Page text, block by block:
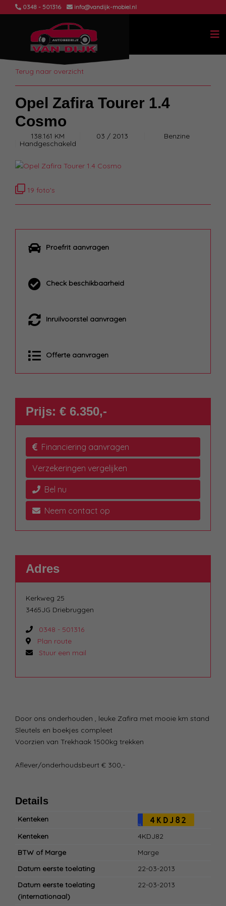
0348 - 501316 info@vandijk-mobiel.nl
Terug naar overzicht
Opel Zafira Tourer 1.4
Cosmo
138.161 KM 03 / 2013
Benzine
Handgeschakeld
19 foto's
Proefrit aanvragen
Check beschikbaarheid
Inruilvoorstel aanvragen
Offerte aanvragen
Door ons onderhouden , leuke Zafira met mooie km stand
Sleutels en boekjes compleet
Voorzien van Trekhaak 1500kg trekken
Aflever/onderhoudsbeurt € 300,-
Details
Kenteken
NL 4KDJ82
Kenteken
4KDJ82
BTW of Marge
Marge
Datum eerste toelating
22-03-2013
Datum eerste toelating
(internationaal)
22-03-2013
Prijs: € 6.350,-
Financiering aanvragen
Verzekeringen vergelijken
Bel nu
Neem contact op
Adres
Kerkweg 25
3465JG Driebruggen
0348 - 501316
Plan route
Stuur een mail